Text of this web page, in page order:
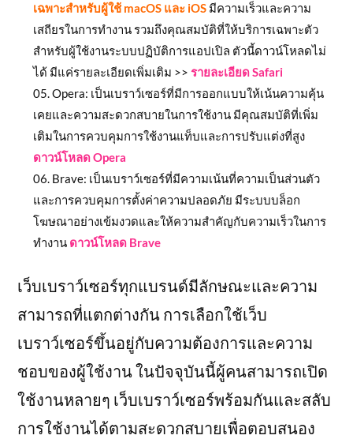
เฉพาะสำหรับผู้ใช้ macOS และ iOS มีความเร็วและความ
เสถียรในการทำงาน รวมถึงคุณสมบัติที่ให้บริการเฉพาะตัว
สำหรับผู้ใช้งานระบบปฏิบัติการแอปเปิล ตัวนี้ดาวน์โหลดไม่
ได้ มีแค่รายละเอียดเพิ่มเติม >>รายละเอียด Safari
Opera: เป็นเบราว์เซอร์ที่มีการออกแบบให้เน้นความคุ้น
เคยและความสะดวกสบายในการใช้งาน มีคุณสมบัติที่เพิ่ม
เติมในการควบคุมการใช้งานแท็บและการปรับแต่งที่สูง
ดาวน์โหลด Opera
Brave: เป็นเบราว์เซอร์ที่มีความเน้นที่ความเป็นส่วนตัว
และการควบคุมการตั้งค่าความปลอดภัย มีระบบบล็อก
โฆษณาอย่างเข้มงวดและให้ความสำคัญกับความเร็วในการ
ทำงาน ดาวน์โหลด Brave
เว็บเบราว์เซอร์ทุกแบรนด์มีลักษณะและความ
สามารถที่แตกต่างกัน การเลือกใช้เว็บ
เบราว์เซอร์ขึ้นอยู่กับความต้องการและความ
ชอบของผู้ใช้งาน ในปัจจุบันนี้ผู้คนสามารถเปิด
ใช้งานหลายๆ เว็บเบราว์เซอร์พร้อมกันและสลับ
การใช้งานได้ตามสะดวกสบายเพื่อตอบสนอง